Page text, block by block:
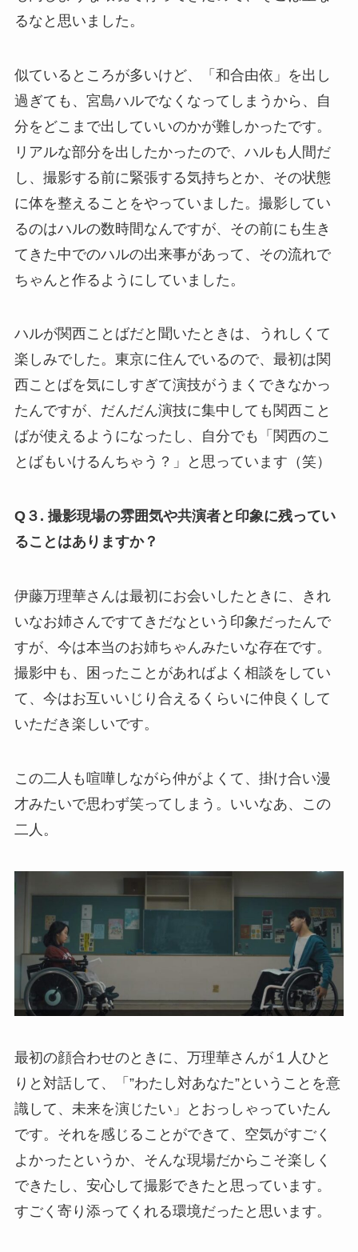
るなと思いました。
似ているところが多いけど、「和合由依」を出し
過ぎても、宮島ハルでなくなってしまうから、自
分をどこまで出していいのかが難しかったです。
リアルな部分を出したかったので、ハルも人間だ
し、撮影する前に緊張する気持ちとか、その状態
に体を整えることをやっていました。撮影してい
るのはハルの数時間なんですが、その前にも生き
てきた中でのハルの出来事があって、その流れで
ちゃんと作るようにしていました。
ハルが関西ことばだと聞いたときは、うれしくて
楽しみでした。東京に住んでいるので、最初は関
西ことばを気にしすぎて演技がうまくできなかっ
たんですが、だんだん演技に集中しても関西こと
ばが使えるようになったし、自分でも「関西のこ
とばもいけるんちゃう？」と思っています（笑）
Q３. 撮影現場の雰囲気や共演者と印象に残ってい
ることはありますか？
伊藤万理華さんは最初にお会いしたときに、きれ
いなお姉さんですてきだなという印象だったんで
すが、今は本当のお姉ちゃんみたいな存在です。
撮影中も、困ったことがあればよく相談をしてい
て、今はお互いいじり合えるくらいに仲良くして
いただき楽しいです。
この二人も喧嘩しながら仲がよくて、掛け合い漫
才みたいで思わず笑ってしまう。いいなあ、この
二人。
最初の顔合わせのときに、万理華さんが１人ひと
りと対話して、「”わたし対あなた”ということを意
識して、未来を演じたい」とおっしゃっていたん
です。それを感じることができて、空気がすごく
よかったというか、そんな現場だからこそ楽しく
できたし、安心して撮影できたと思っています。
すごく寄り添ってくれる環境だったと思います。